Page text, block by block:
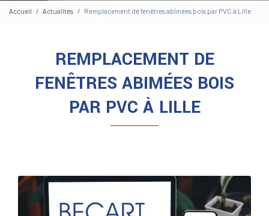
Accueil Actualités Remplacement de fenêtres abimées bois par PVC à Lille
REMPLACEMENT DE
FENÊTRES ABIMÉES BOIS
PAR PVC À LILLE